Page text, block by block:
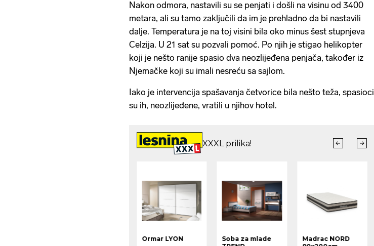
Nakon odmora, nastavili su se penjati i došli na visinu od 3400
metara, ali su tamo zaključili da im je prehladno da bi nastavili
dalje. Temperatura je na toj visini bila oko minus šest stupnjeva
Celzija. U 21 sat su pozvali pomoć. Po njih je stigao helikopter
koji je nešto ranije spasio dva neozlijeđena penjača, također iz
Njemačke koji su imali nesreću sa sajlom.
Iako je intervencija spašavanja četvorice bila nešto teža, spasioci
su ih, neozlijeđene, vratili u njihov hotel.